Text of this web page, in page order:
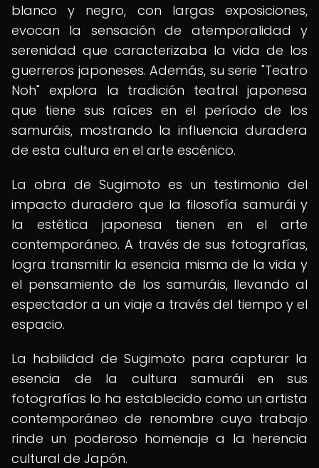
blanco y negro, con largas exposiciones,
evocan la sensación de atemporalidad y
serenidad que caracterizaba la vida de los
guerreros japoneses. Además, su serie "Teatro
Noh" explora la tradición teatral japonesa
que tiene sus raíces en el período de los
samuráis, mostrando la influencia duradera
de esta cultura en el arte escénico.
La obra de Sugimoto es un testimonio del
impacto duradero que la filosofía samurái y
la estética japonesa tienen en el arte
contemporáneo. A través de sus fotografías,
logra transmitir la esencia misma de la vida y
el pensamiento de los samuráis, llevando al
espectador a un viaje a través del tiempo y el
espacio.
La habilidad de Sugimoto para capturar la
esencia de la cultura samurái en sus
fotografías lo ha establecido como un artista
contemporáneo de renombre cuyo trabajo
rinde un poderoso homenaje a la herencia
cultural de Japón.